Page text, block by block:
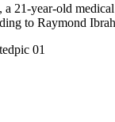
a 21-year-old
to Raymond